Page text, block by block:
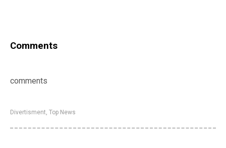
Comments
comments
Divertisment Top News